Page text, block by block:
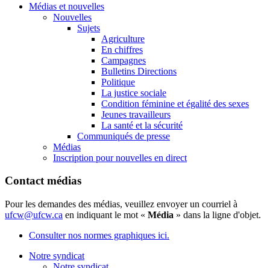
Médias et nouvelles
Nouvelles
Sujets
Agriculture
En chiffres
Campagnes
Bulletins Directions
Politique
La justice sociale
Condition féminine et égalité des sexes
Jeunes travailleurs
La santé et la sécurité
Communiqués de presse
Médias
Inscription pour nouvelles en direct
Contact médias
Pour les demandes des médias, veuillez envoyer un courriel à
ufcw@ufcw.ca en indiquant le mot « Média » dans la ligne d'objet.
Consulter nos normes graphiques ici.
Notre syndicat